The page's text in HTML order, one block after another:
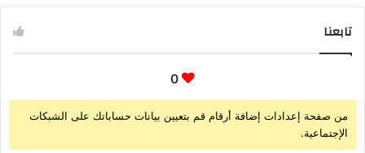
تابعنا
0
من صفحة إعدادات إضافة أرقام قم بتعيين بيانات حساباتك على الشبكات
الإجتماعية.